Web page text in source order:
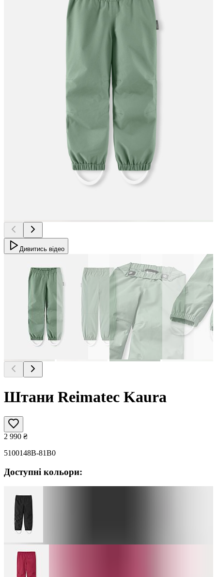
Дивитись відео
Штани Reimatec Kaura
2 990 ₴
5100148B-81B0
Доступні кольори: